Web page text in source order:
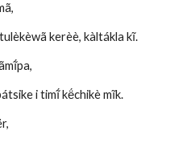
kerèè, kàltákla kĩ.
i timĩ́ kë́chikè mĩk.